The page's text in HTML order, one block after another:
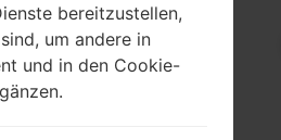
RECAPTCHAbereitzustellen,
um andere in
und in den Cookie-